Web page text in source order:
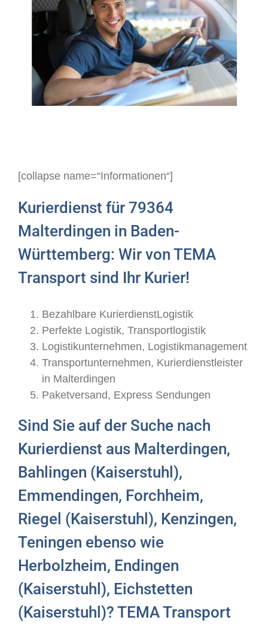
[collapse name=“Informationen“]
Kurierdienst für 79364
Malterdingen in Baden-
Württemberg: Wir von TEMA
Transport sind Ihr Kurier!
Bezahlbare KurierdienstLogistik
Perfekte Logistik, Transportlogistik
Logistikunternehmen, Logistikmanagement
Transportunternehmen, Kurierdienstleister
in Malterdingen
Paketversand, Express Sendungen
Sind Sie auf der Suche nach
Kurierdienst aus Malterdingen,
Bahlingen (Kaiserstuhl),
Emmendingen, Forchheim,
Riegel (Kaiserstuhl), Kenzingen,
Teningen ebenso wie
Herbolzheim, Endingen
(Kaiserstuhl), Eichstetten
(Kaiserstuhl)? TEMA Transport